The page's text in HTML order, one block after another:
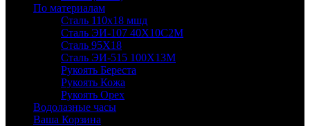
По материалам
Сталь 110х18 мшд
Сталь ЭИ-107 40Х10С2М
Сталь 95Х18
Сталь ЭИ-515 100Х13М
Рукоять Береста
Рукоять Кожа
Рукоять Орех
Водолазные часы
Ваша Корзина